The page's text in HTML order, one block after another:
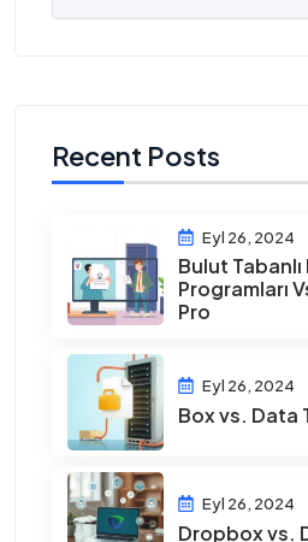
Recent Posts
Eyl 26, 2024
Bulut
Programları
Pro
Eyl 26, 2024
Box vs. Data
Eyl 26, 2024
Dropbox vs.